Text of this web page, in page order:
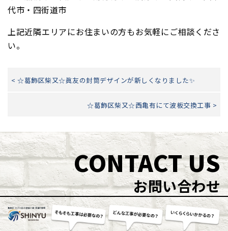
代市・四街道市
上記近隣エリアにお住まいの方もお気軽にご相談くださ
い。
< ☆葛飾区柴又☆眞友の封筒デザインが新しくなりました✨
☆葛飾区柴又☆西亀有にて波板交換工事 >
CONTACT US
お問い合わせ